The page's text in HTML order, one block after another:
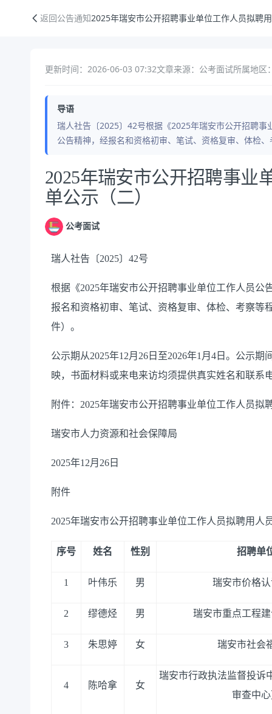
返回公告通知2025年瑞安市公开招聘事业单位工作人员拟聘
更新时间：2026-06-03 07:32文章来源：公考面试所属地区
导语
瑞人社告〔2025〕42号根据《2025年瑞安市公开招聘
公告精神，经报名和资格初审、笔试、资格复审、体检
公告正文
2025年瑞安市公开招聘事业
单公示（二）
公考面试
瑞人社告〔2025〕42号
根据《2025年瑞安市公开招聘事业单位工作人员公
报名和资格初审、笔试、资格复审、体检、考察等
件）。
公示期从2025年12月26日至2026年1月4日。公示
映，书面材料或来电来访均须提供真实姓名和联系
附件：2025年瑞安市公开招聘事业单位工作人员拟
瑞安市人力资源和社会保障局
2025年12月26日
附件
2025年瑞安市公开招聘事业单位工作人员拟聘用人
序号 姓名 性别 招聘单
1 叶伟乐 男 瑞安市价格
2 缪德烃 男 瑞安市重点工程
3 朱思婷 女 瑞安市社会
4 陈哈拿 女
瑞安市行政执法监督投诉
审查中